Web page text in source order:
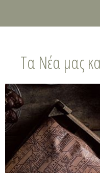
Τα Νέα μας